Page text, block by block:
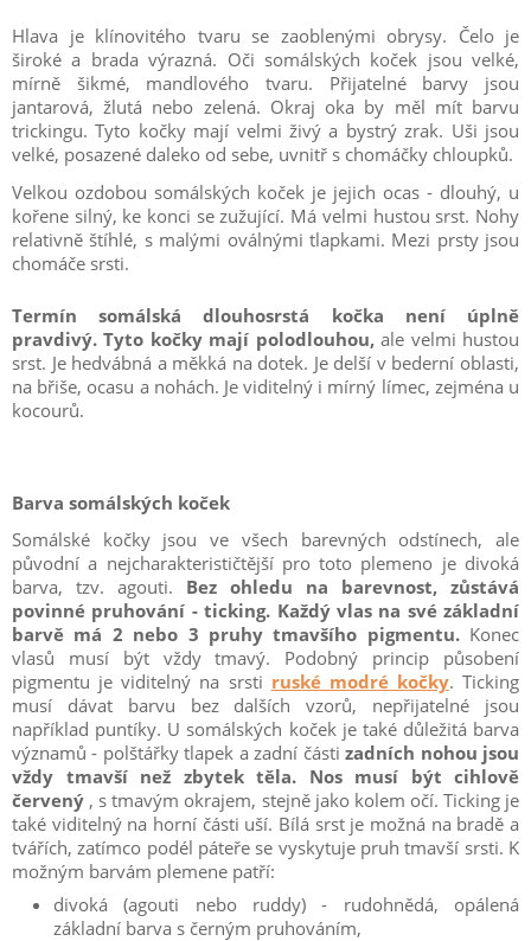
Hlava je klínovitého tvaru se zaoblenými obrysy. Čelo je
široké a brada výrazná. Oči somálských koček jsou velké,
mírně šikmé, mandlového tvaru. Přijatelné barvy jsou
jantarová, žlutá nebo zelená. Okraj oka by měl mít barvu
trickingu. Tyto kočky mají velmi živý a bystrý zrak. Uši jsou
velké, posazené daleko od sebe, uvnitř s chomáčky chloupků.
Velkou ozdobou somálských koček je jejich ocas - dlouhý, u
kořene silný, ke konci se zužující. Má velmi hustou srst. Nohy
relativně štíhlé, s malými oválnými tlapkami. Mezi prsty jsou
chomáče srsti.
Termín somálská dlouhosrstá kočka není úplně
pravdivý. Tyto kočky mají polodlouhou,ale velmi hustou
srst. Je hedvábná a měkká na dotek. Je delší v bederní oblasti,
na břiše, ocasu a nohách. Je viditelný i mírný límec, zejména u
kocourů.
Barva somálských koček
Somálské kočky jsou ve všech barevných odstínech, ale
původní a nejcharakterističtější pro toto plemeno je divoká
barva, tzv. agouti. Bez ohledu na barevnost, zůstává
povinné pruhování - ticking. Každý vlas na své základní
barvě má 2 nebo 3 pruhy tmavšího pigmentu. Konec
vlasů musí být vždy tmavý. Podobný princip působení
pigmentu je viditelný na srsti ruské modré kočky. Ticking
musí dávat barvu bez dalších vzorů, nepřijatelné jsou
například puntíky. U somálských koček je také důležitá barva
významů - polštářky tlapek a zadní částizadních nohou jsou
vždy tmavší než zbytek těla. Nos musí být cihlově
červený , s tmavým okrajem, stejně jako kolem očí. Ticking je
také viditelný na horní části uší. Bílá srst je možná na bradě a
tvářích, zatímco podél páteře se vyskytuje pruh tmavší srsti. K
možným barvám plemene patří:
divoká (agouti nebo ruddy) - rudohnědá, opálená
základní barva s černým pruhováním,